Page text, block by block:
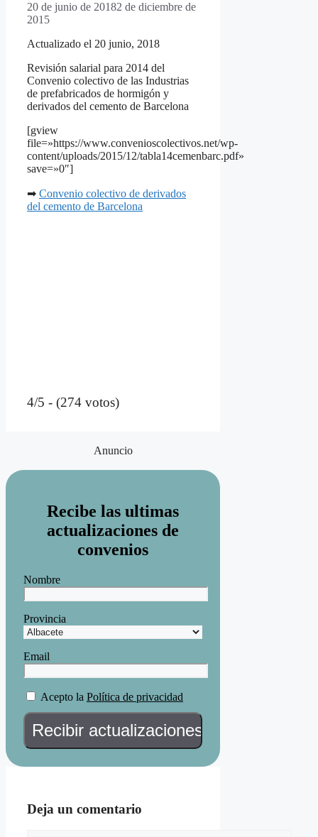
20 de junio de 20182 de diciembre de
2015
Actualizado el 20 junio, 2018
Revisión salarial para 2014 del
Convenio colectivo de las Industrias
de prefabricados de hormigón y
derivados del cemento de Barcelona
[gview
file=»https://www.convenioscolectivos.net/wp-
content/uploads/2015/12/tabla14cemenbarc.pdf»
save=»0″]
➡ Convenio colectivo de derivados
del cemento de Barcelona
4/5 - (274 votos)
Anuncio
Recibe las ultimas
actualizaciones de
convenios
Nombre
Provincia
Email
Acepto la Política de privacidad
Deja un comentario